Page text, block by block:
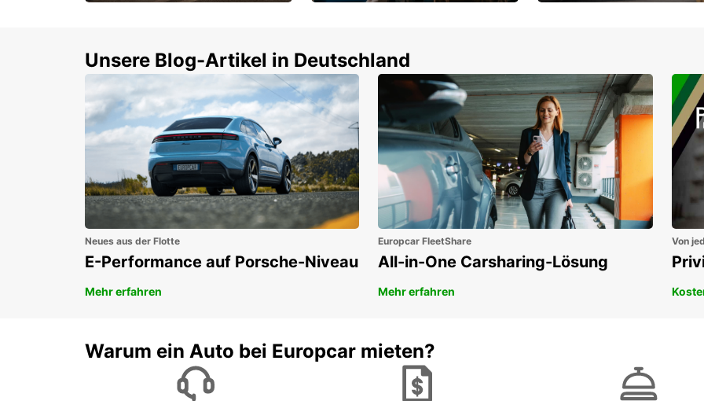
buchen!
Unsere Blog-Artikel in Deutschland
Neues aus der Flotte
E-Performance auf Porsche-Niveau
Mehr erfahren
Europcar FleetShare
All-in-One Carsharing-Lösung
Mehr erfahren
Von
Warum ein Auto bei Europcar mieten?